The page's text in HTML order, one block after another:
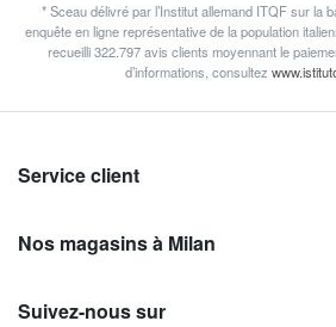
* Sceau délivré par l’Institut allemand ITQF sur la
enquête en ligne représentative de la population
recueilli 322.797 avis clients moyennant le
d’informations, consultez
Service client
Nos magasins à Milan
Suivez-nous sur